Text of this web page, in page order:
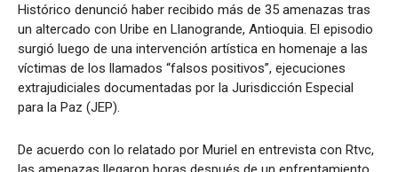
Histórico denunció haber recibido más de 35 amenazas tras
un altercado con Uribe en Llanogrande, Antioquia. El episodio
surgió luego de una intervención artística en homenaje a las
víctimas de los llamados “falsos positivos”, ejecuciones
extrajudiciales documentadas por la Jurisdicción Especial
para la Paz (JEP).
De acuerdo con lo relatado por Muriel en entrevista con Rtvc,